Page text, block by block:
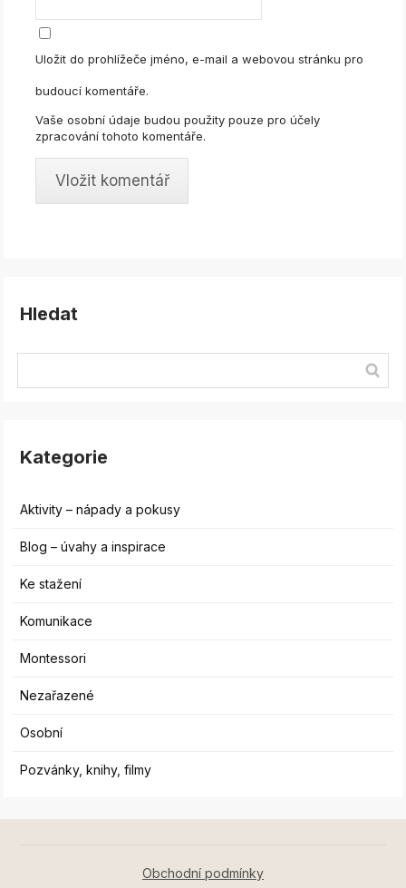
Uložit do prohlížeče jméno, e-mail a webovou stránku pro
budoucí komentáře.
Vaše osobní údaje budou použity pouze pro účely
zpracování tohoto komentáře.
Hledat
Kategorie
Aktivity – nápady a pokusy
Blog – úvahy a inspirace
Ke stažení
Komunikace
Montessori
Nezařazené
Osobní
Pozvánky, knihy, filmy
Obchodní podmínky